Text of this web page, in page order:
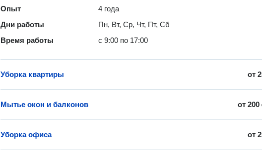
Опыт
4 года
Дни работы
Пн, Вт, Ср, Чт, Пт, Сб
Время работы
с 9:00 по 17:00
от
Уборка квартиры
от200
Мытье окон и балконов
от
Уборка офиса